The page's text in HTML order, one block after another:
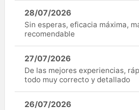
28/07/2026
Sin esperas, eficacia máxima,
recomendable
27/07/2026
De las mejores experiencias,
todo muy correcto y detallado
26/07/2026